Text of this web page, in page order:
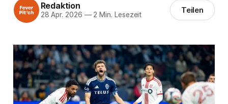
Redaktion
28 Apr. 2026 —2 Min. Lesezeit Teilen